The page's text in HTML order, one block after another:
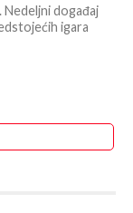
događaj
igara